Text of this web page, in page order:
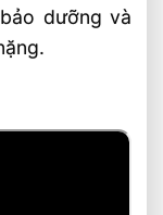
dưỡng và